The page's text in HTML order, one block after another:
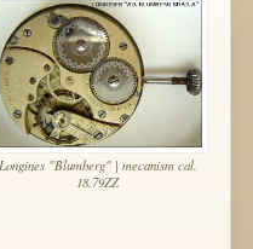
Longines "Blumberg" | mecanism cal.
18.79ZZ